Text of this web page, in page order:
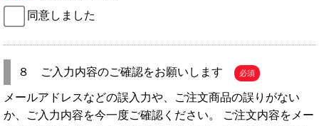
同意しました
８ ご入力内容のご確認をお願いします 必須
メールアドレスなどの誤入力や、ご注文商品の誤りがない
か、ご入力内容を今一度ご確認ください。 ご注文内容をメー